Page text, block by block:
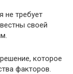
не требует
своей
которое
факторов.